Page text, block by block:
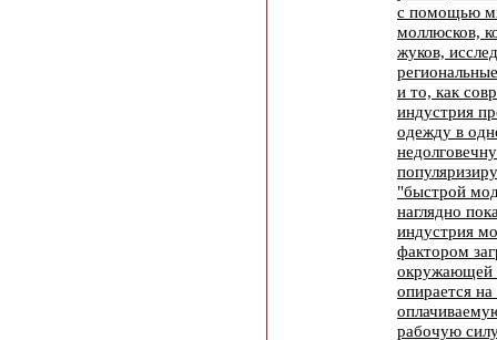
с помощью
моллюсков,
жуков,
и то, как
индустрия
одежду в
"быстрой
наглядно
индустрия
фактором
окружающей
опирается
рабочую